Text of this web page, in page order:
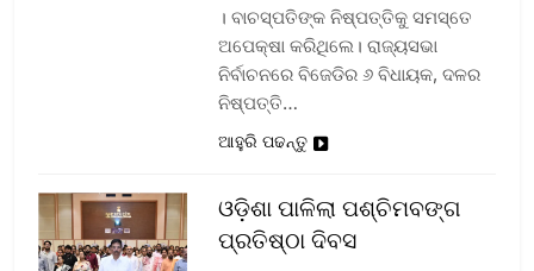
। ବାଚସ୍ପତିଙ୍କ ନିଷ୍ପତ୍ତିକୁ ସମସ୍ତେ
ଅପେକ୍ଷା କରିଥିଲେ। ରାଜ୍ୟସଭା
ନିର୍ବାଚନରେ ବିଜେଡିର ୬ ବିଧାୟକ, ଦଳର
ନିଷ୍ପତ୍ତି…
ଆହୁରି ପଢନ୍ତୁ
ଓଡ଼ିଶା ପାଳିଲା ପଶ୍ଚିମବଙ୍ଗ
ପ୍ରତିଷ୍ଠା ଦିବସ